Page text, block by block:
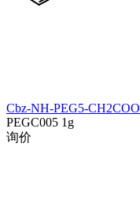
Cbz-NH-PEG5-
PEGC005 1g
询价